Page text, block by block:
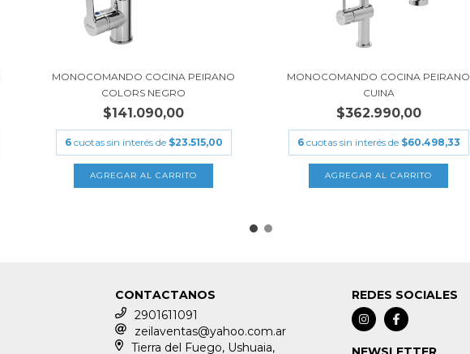
MONOCOMANDO COCINA PEIRANO
COLORS NEGRO
$141.090,00
6 cuotas sin interés de $23.515,00
MONOCOMANDO COCINA PEIRANO
CUINA
$362.990,00
6 cuotas sin interés de $60.498,33
CONTACTANOS
2901611091
zeilaventas@yahoo.com.ar
Tierra del Fuego, Ushuaia,
REDES SOCIALES